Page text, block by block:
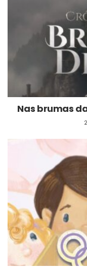
Nas brumas